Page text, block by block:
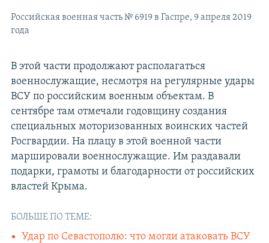
Российская военная часть № 6919 в Гаспре, 9 апреля 2019
года
В этой части продолжают располагаться
военнослужащие, несмотря на регулярные удары
ВСУ по российским военным объектам. В
сентябре там отмечали годовщину создания
специальных моторизованных воинских частей
Росгвардии. На плацу в этой военной части
маршировали военнослужащие. Им раздавали
подарки, грамоты и благодарности от российских
властей Крыма.
БОЛЬШЕ ПО ТЕМЕ:
Удар по Севастополю: что могли атаковать ВСУ